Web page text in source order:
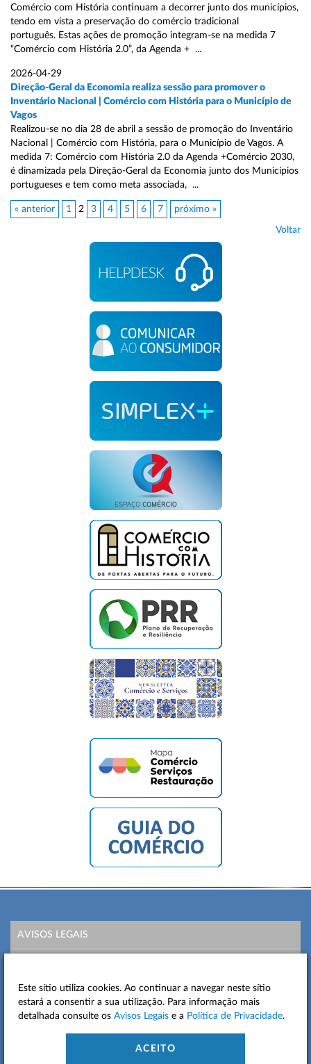
Comércio com História continuam a decorrer junto dos municípios,
tendo em vista a preservação do comércio tradicional
português. Estas ações de promoção integram-se na medida 7
“Comércio com História 2.0”, da Agenda + ...
2026-04-29
Direção-Geral da Economia realiza sessão para promover o
Inventário Nacional | Comércio com História para o Município de
Vagos
Realizou-se no dia 28 de abril a sessão de promoção do Inventário
Nacional | Comércio com História, para o Município de Vagos. A
medida 7: Comércio com História 2.0 da Agenda +Comércio 2030,
é dinamizada pela Direção-Geral da Economia junto dos Municípios
portugueses e tem como meta associada, ...
« anterior 1 2 3 4 5 6 7 próximo »
Voltar
AVISOS LEGAIS
MAPA DO SITE
CONTACTOS
Este sítio utiliza cookies. Ao continuar a navegar neste sítio
estará a consentir a sua utilização. Para informação mais
detalhada consulte os Avisos Legais e a Política de Privacidade.
ACEITO